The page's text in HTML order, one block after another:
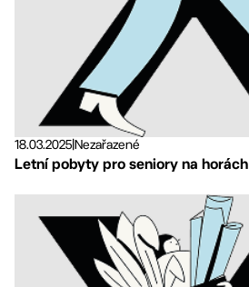
18.03.2025Nezařazené
Letní pobyty pro seniory na horách